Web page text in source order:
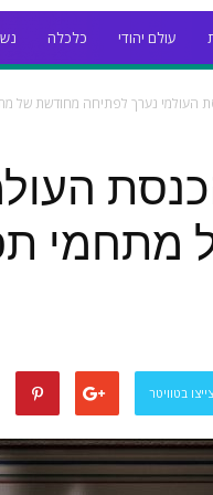
עולם יהודי כלכלה
העולמי נערך לפתיחה מחודשת של
מתחמי
צייצו בטוויטר